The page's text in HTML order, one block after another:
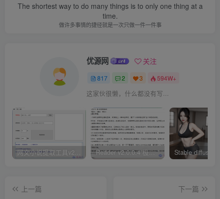
The shortest way to do many things is to only one thing at a
time.
做许多事情的捷径就是一次只做一件一件事
优源网 关注
817 2 3 594W+
这家伙很懒，什么都没有写...
Reader v2.0.0.4 极简小说阅读器支持导入在线及离线书源
上一篇
下一篇